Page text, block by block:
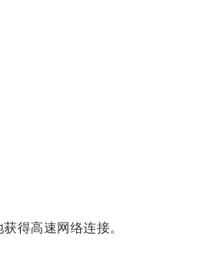
得高速网络连接。